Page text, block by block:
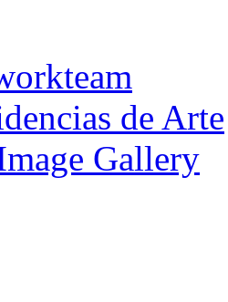
de Arte
Gallery